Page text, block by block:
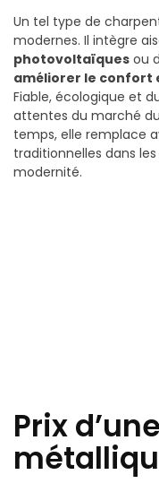
Un tel type de
modernes. Il intègre
photovoltaïques ou
améliorer le confort
Fiable, écologique et
attentes du marché
temps, elle remplace
traditionnelles dans
modernité.
Prix